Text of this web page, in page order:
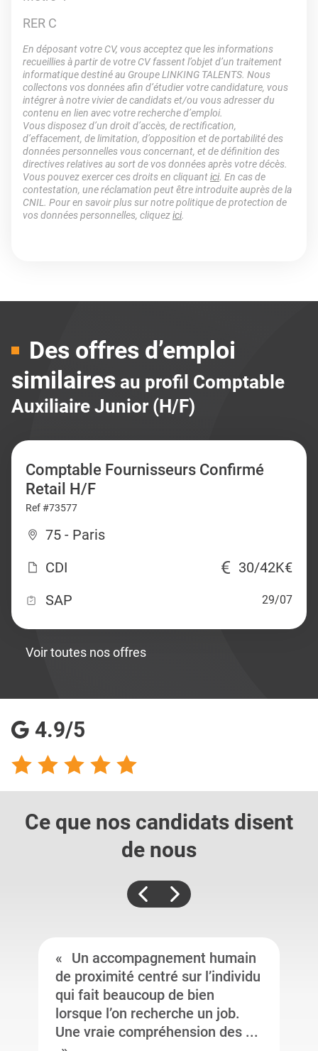
RER C
En déposant votre CV, vous acceptez que les informations
recueillies à partir de votre CV fassent l’objet d’un traitement
informatique destiné au Groupe LINKING TALENTS. Nous
collectons vos données afin d’étudier votre candidature, vous
intégrer à notre vivier de candidats et/ou vous adresser du
contenu en lien avec votre recherche d’emploi.
Vous disposez d’un droit d’accès, de rectification,
d’effacement, de limitation, d’opposition et de portabilité des
données personnelles vous concernant, et de définition des
directives relatives au sort de vos données après votre décès.
Vous pouvez exercer ces droits en cliquantici. En cas de
contestation, une réclamation peut être introduite auprès de la
CNIL. Pour en savoir plus sur notre politique de protection de
vos données personnelles, cliquezici.
Des offres d’emploi
similaires au profil Comptable
Auxiliaire Junior (H/F)
Comptable Fournisseurs Confirmé
Retail H/F
Ref #73577
75 - Paris
CDI
30/42K€
SAP
29/07
Voir toutes nos offres
4.9/5
Ce que nos candidats disent
de nous
Un accompagnement humain
de proximité centré sur l’individu
qui fait beaucoup de bien
lorsque l’on recherche un job.
Une vraie compréhension des ...